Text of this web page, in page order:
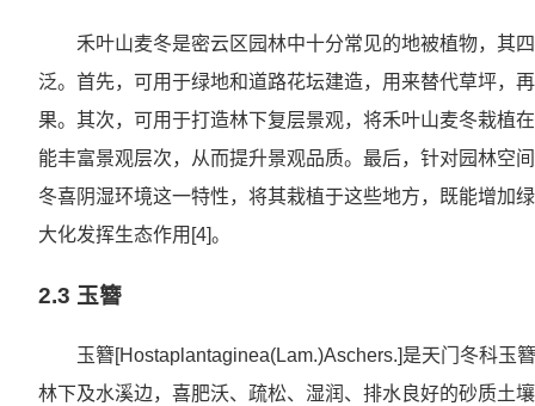
禾叶山麦冬是密云区园林中十分常见的地被植物，其
泛。首先，可用于绿地和道路花坛建造，用来替代草坪，
果。其次，可用于打造林下复层景观，将禾叶山麦冬栽植
能丰富景观层次，从而提升景观品质。最后，针对园林空
冬喜阴湿环境这一特性，将其栽植于这些地方，既能增加
大化发挥生态作用[4]。
2.3 玉簪
玉簪[Hostaplantaginea(Lam.)Aschers.]是天门冬科玉
林下及水溪边，喜肥沃、疏松、湿润、排水良好的砂质土